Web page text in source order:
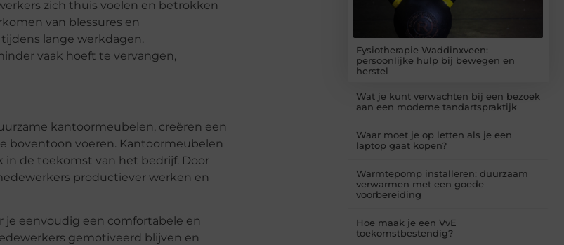
zich thuis voelen en betrokken
van blessures en
lange werkdagen.
vaak hoeft te vervangen,
kantoormeubelen, creëren een
boventoon voeren. Kantoormeubelen
in de toekomst van het bedrijf. Door
productiever werken en
eenvoudig een comfortabele en
gemotiveerd blijven en
Fysiotherapie Waddinxveen:
persoonlijke hulp bij bewegen en
herstel
Wat je kunt verwachten bij een bezoek
aan een moderne tandartspraktijk
Waar moet je op letten als je een
laptop gaat kopen?
Warmtepomp installeren: duurzaam
verwarmen met een goede
voorbereiding
Hoe maak je een VvE
toekomstbestendig?